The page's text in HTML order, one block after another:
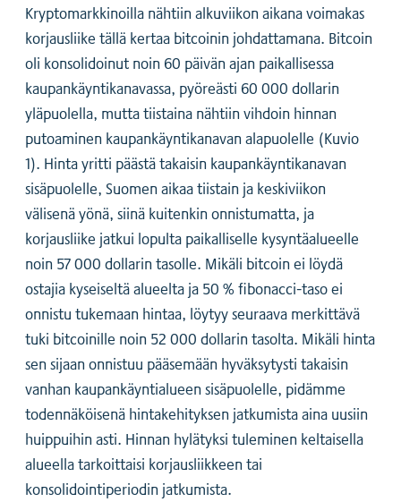
Kryptomarkkinoilla nähtiin alkuviikon aikana voimakas
korjausliike tällä kertaa bitcoinin johdattamana. Bitcoin
oli konsolidoinut noin 60 päivän ajan paikallisessa
kaupankäyntikanavassa, pyöreästi 60 000 dollarin
yläpuolella, mutta tiistaina nähtiin vihdoin hinnan
putoaminen kaupankäyntikanavan alapuolelle (Kuvio
1). Hinta yritti päästä takaisin kaupankäyntikanavan
sisäpuolelle, Suomen aikaa tiistain ja keskiviikon
välisenä yönä, siinä kuitenkin onnistumatta, ja
korjausliike jatkui lopulta paikalliselle kysyntäalueelle
noin 57 000 dollarin tasolle. Mikäli bitcoin ei löydä
ostajia kyseiseltä alueelta ja 50 % fibonacci-taso ei
onnistu tukemaan hintaa, löytyy seuraava merkittävä
tuki bitcoinille noin 52 000 dollarin tasolta. Mikäli hinta
sen sijaan onnistuu pääsemään hyväksytysti takaisin
vanhan kaupankäyntialueen sisäpuolelle, pidämme
todennäköisenä hintakehityksen jatkumista aina uusiin
huippuihin asti. Hinnan hylätyksi tuleminen keltaisella
alueella tarkoittaisi korjausliikkeen tai
konsolidointiperiodin jatkumista.